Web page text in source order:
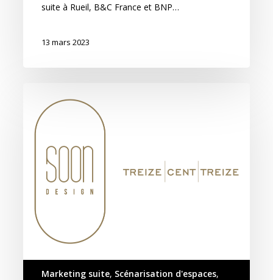
suite à Rueil, B&C France et BNP…
13 mars 2023
Design
Marketing suite, Scénarisation d'espaces,